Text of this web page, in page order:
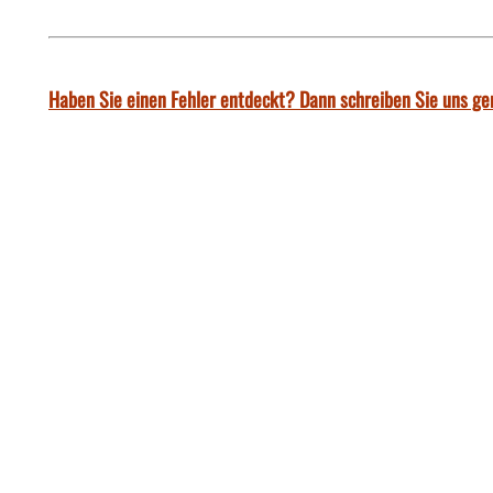
Haben Sie einen Fehler entdeckt? Dann schreiben Sie uns